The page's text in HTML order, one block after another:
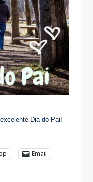
Dia do Pai!
Email